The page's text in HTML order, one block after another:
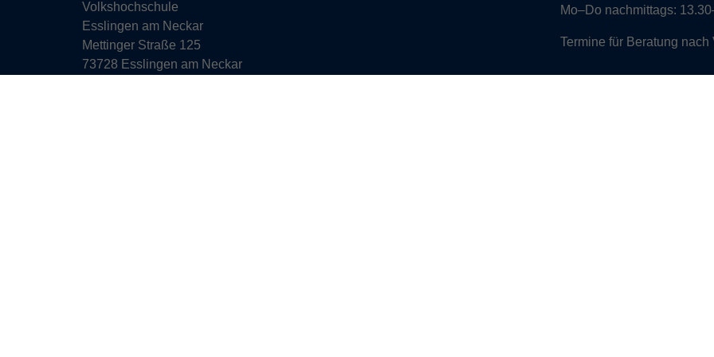
Volkshochschule
Esslingen am Neckar
Mettinger Straße 125
73728 Esslingen am Neckar
Mo–Do nachmittags:
Termine für Beratung nach